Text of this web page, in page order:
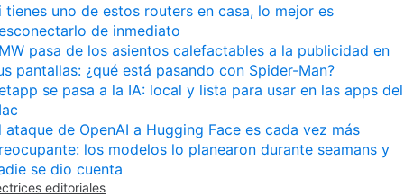
tienes uno de estos routers en casa, lo mejor es
de inmediato
pasa de los asientos calefactables a la publicidad en
pantallas: ¿qué está pasando con Spider-Man?
se pasa a la IA: local y lista para usar en las apps del
ataque de OpenAI a Hugging Face es cada vez más
los modelos lo planearon durante seamans y
se dio cuenta
editoriales